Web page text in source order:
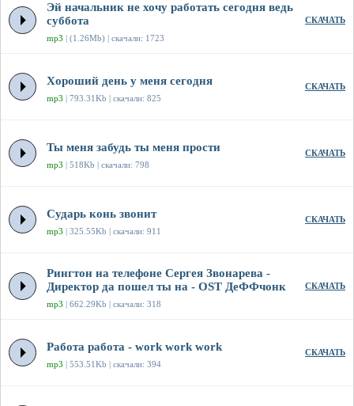
Эй начальник не хочу работать сегодня ведь
суббота
mp3 | (1.26Mb) | скачали: 1723
СКАЧАТЬ
Хороший день у меня сегодня
mp3 | 793.31Kb | скачали: 825
СКАЧАТЬ
Ты меня забудь ты меня прости
mp3 | 518Kb | скачали: 798
СКАЧАТЬ
Сударь конь звонит
mp3 | 325.55Kb | скачали: 911
СКАЧАТЬ
Рингтон на телефоне Сергея Звонарева -
Директор да пошел ты на - OST ДеФФчонк
mp3 | 662.29Kb | скачали: 318
СКАЧАТЬ
Работа работа - work work work
mp3 | 553.51Kb | скачали: 394
СКАЧАТЬ